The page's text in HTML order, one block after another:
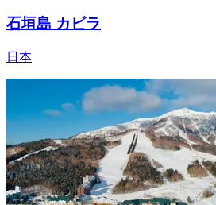
石垣島 カビラ
日本